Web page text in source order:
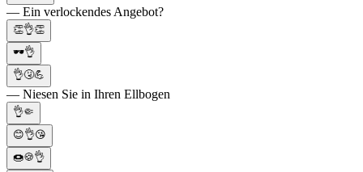
— Ein verlockendes Angebot?
👏👌👏
🕶️👌
👌🤧💪
— Niesen Sie in Ihren Ellbogen
👌🤏
😊👌😘
🍩🍪👌